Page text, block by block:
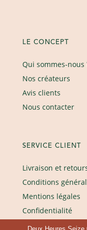
LE CONCEPT
Qui sommes-nous
Nos créateurs
Avis clients
Nous contacter
SERVICE CLIENT
Livraison et
Conditions
Mentions légales
Confidentialité